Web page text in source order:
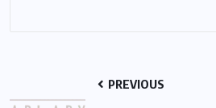
PREVIOUS